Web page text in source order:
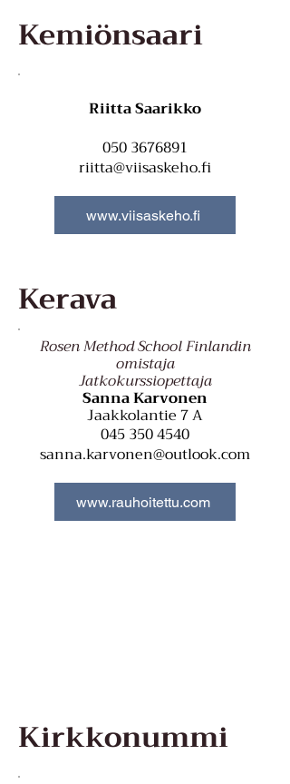
Kemiönsaari
Riitta Saarikko
050 3676891
riitta@viisaskeho.fi
www.viisaskeho.fi
Kerava
Rosen Method School Finlandin
omistaja
Jatkokurssiopettaja
Sanna Karvonen
Jaakkolantie 7 A
045 350 4540
sanna.karvonen@outlook.com
www.rauhoitettu.com
Kirkkonummi